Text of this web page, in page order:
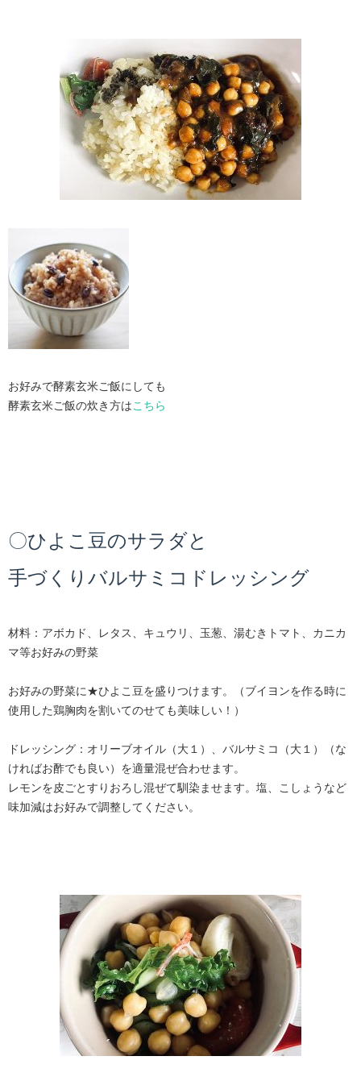
お好みで酵素玄米ご飯にしても
酵素玄米ご飯の炊き方は こちら
〇ひよこ豆のサラダと
手づくりバルサミコドレッシング
材料：アボカド、レタス、キュウリ、玉葱、湯むきトマト、カニカ
マ等お好みの野菜
お好みの野菜に★ひよこ豆を盛りつけます。（ブイヨンを作る時に
使用した鶏胸肉を割いてのせても美味しい！）
ドレッシング：オリーブオイル（大１）、バルサミコ（大１）（な
ければお酢でも良い）を適量混ぜ合わせます。
レモンを皮ごとすりおろし混ぜて馴染ませます。塩、こしょうなど
味加減はお好みで調整してください。